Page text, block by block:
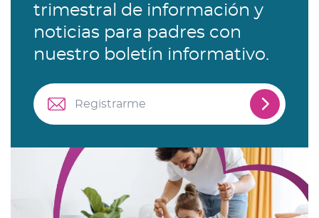
trimestral de información y
noticias para padres con
nuestro boletín informativo.